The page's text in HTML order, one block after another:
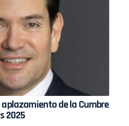
aplazamiento de la Cumbre
2025